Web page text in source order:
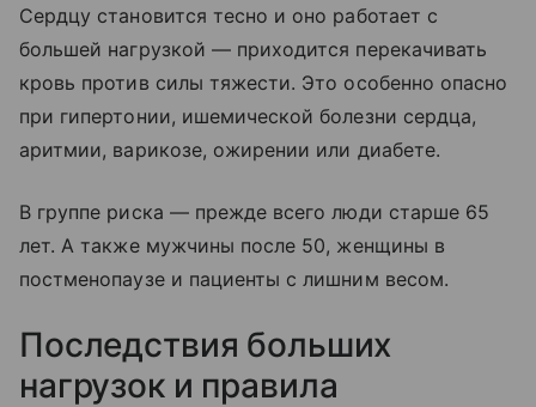
Сердцу становится тесно и оно работает с
большей нагрузкой — приходится перекачивать
кровь против силы тяжести. Это особенно опасно
при гипертонии, ишемической болезни сердца,
аритмии, варикозе, ожирении или диабете.
В группе риска — прежде всего люди старше 65
лет. А также мужчины после 50, женщины в
постменопаузе и пациенты с лишним весом.
Последствия больших
нагрузок и правила